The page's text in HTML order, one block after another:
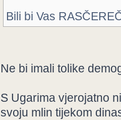
Bili bi Vas
Ne bi imali tolike
S Ugarima vjerojatno
svoju mlin tijekom